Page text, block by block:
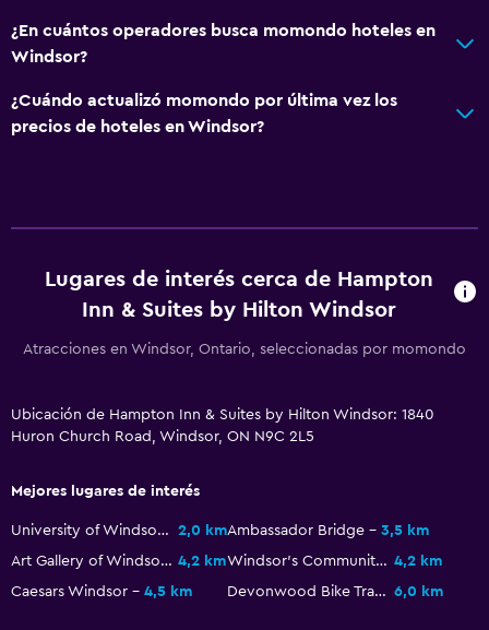
Comedor
Tetera/cafetera
Zona de estar
Posibilidad de habitaciones conectadas
Teléfono
Baño
¿En cuántos operadores busca momondo hoteles en
Windsor?
¿Cuándo actualizó momondo por última vez los
precios de hoteles en Windsor?
Lugares de interés cerca de Hampton
Inn & Suites by Hilton Windsor
Atracciones en Windsor, Ontario, seleccionadas por momondo
Ubicación de Hampton Inn & Suites by Hilton Windsor: 1840
Huron Church Road, Windsor, ON N9C 2L5
Mejores lugares de interés
University of Windsor Stadium 2,0 kmAmbassador Bridge
3,5 km
Art Gallery of Windsor 4,2 km Windsor's Community Museum 4,2 km
Caesars Windsor
4,5 km Devonwood Bike Trail 6,0 km